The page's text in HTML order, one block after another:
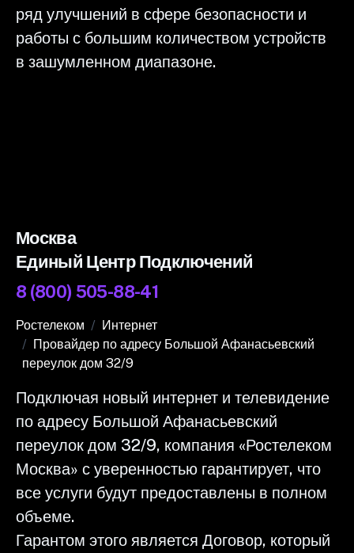
ряд улучшений в сфере безопасности и
работы с большим количеством устройств
в зашумленном диапазоне.
Москва
Единый Центр Подключений
8 (800) 505-88-41
Ростелеком
Интернет
Провайдер по адресу Большой Афанасьевский
переулок дом 32/9
Подключая новый интернет и телевидение
по адресу Большой Афанасьевский
переулок дом 32/9, компания «Ростелеком
Москва» с уверенностью гарантирует, что
все услуги будут предоставлены в полном
объеме.
Гарантом этого является Договор, который